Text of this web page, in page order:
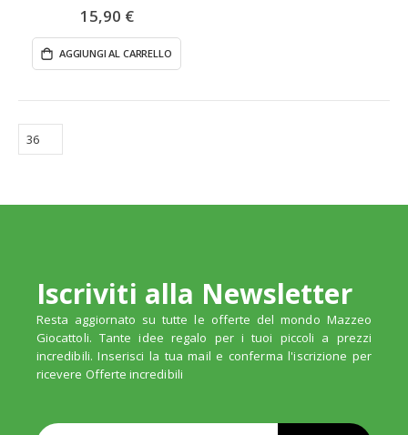
15,90 €
AGGIUNGI AL CARRELLO
Iscriviti alla Newsletter
Resta aggiornato su tutte le offerte del mondo Mazzeo
Giocattoli. Tante idee regalo per i tuoi piccoli a prezzi
incredibili. Inserisci la tua mail e conferma l'iscrizione per
ricevere Offerte incredibili